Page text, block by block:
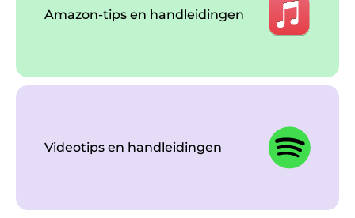
Amazon-tips en handleidingen
Videotips en handleidingen